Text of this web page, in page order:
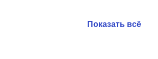
Показать всё